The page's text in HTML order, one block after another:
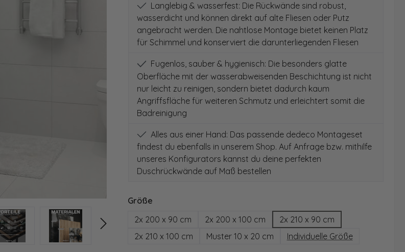
Langlebig & wasserfest: Die Rückwände sind robust,
wasserdicht und können direkt auf alte Fliesen oder Putz
angebracht werden. Die nahtlose Montage bietet keinen Platz
für Schimmel und konserviert die darunterliegenden Fliesen
Fugenlos, sauber & hygienisch: Die besonders glatte
Oberfläche mit der wasserabweisenden Beschichtung ist nicht
nur leicht zu reinigen, sondern bietet dadurch kaum
Angriffsfläche für weiteren Schmutz und erleichtert somit die
Badreinigung
Alles aus einer Hand: Das passende dedeco Montageset
findest du ebenfalls in unserem Shop. Auf Anfrage bzw. mithilfe
unseres Konfigurators kannst du deine perfekten
Duschrückwände auf Maß bestellen
Größeauswählen
2x 200 x 90 cm
2x 200 x 100 cm
2x 210 x 90 cm
2x 210 x 100 cm
Muster 10 x 20 cm Individuelle Größe